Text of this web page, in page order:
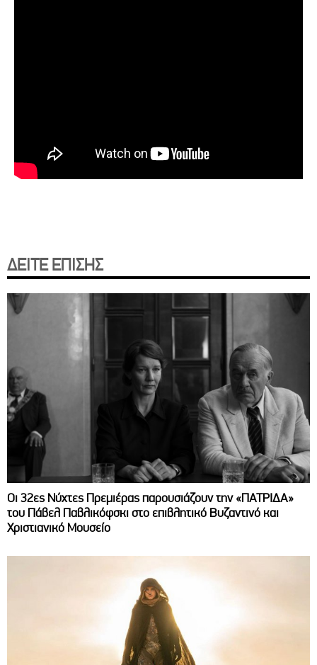
ΔΕΙΤΕ ΕΠΙΣΗΣ
Οι 32ες Νύχτες Πρεμιέρας παρουσιάζουν την «ΠΑΤΡΙΔΑ»
του Πάβελ Παβλικόφσκι στο επιβλητικό Βυζαντινό και
Χριστιανικό Μουσείο